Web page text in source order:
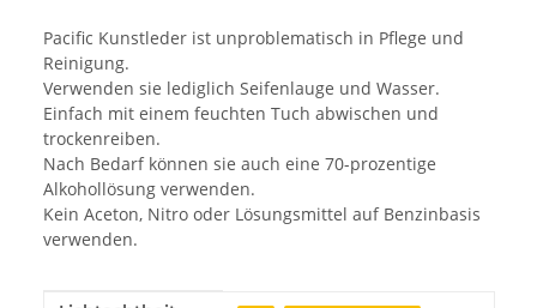
Pacific Kunstleder ist unproblematisch in Pflege und
Reinigung.
Verwenden sie lediglich Seifenlauge und Wasser.
Einfach mit einem feuchten Tuch abwischen und
trockenreiben.
Nach Bedarf können sie auch eine 70-prozentige
Alkohollösung verwenden.
Kein Aceton, Nitro oder Lösungsmittel auf Benzinbasis
verwenden.